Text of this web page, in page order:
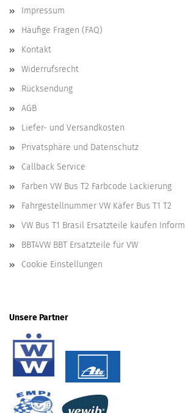
Impressum
Häufige Fragen (FAQ)
Kontakt
Widerrufsrecht
Rücksendung
AGB
Liefer- und Versandkosten
Privatsphäre und Datenschutz
Callback Service
Farben VW Bus T2 Farbcode Lackierung
Fahrgestellnummer VW Käfer Bus T1 T2
VW Bus T1 Brasil Ersatzteile kaufen
BBT4VW BBT Ersatzteile für VW
Cookie Einstellungen
Unsere Partner